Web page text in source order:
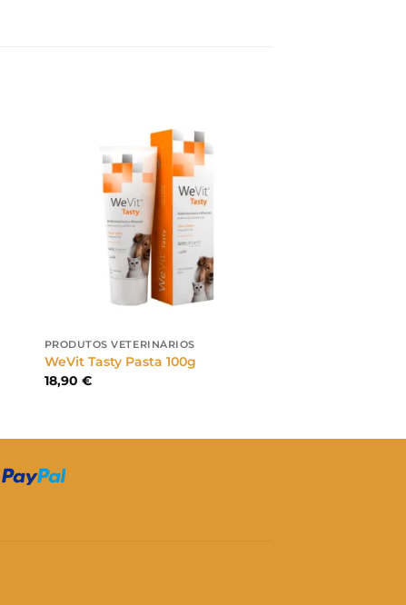
PRODUTOS VETERINÁRIOS
WeVit Tasty Pasta 100g
18,90 €